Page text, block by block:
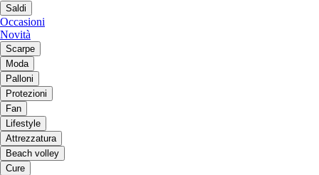
Saldi
Occasioni
Novità
Scarpe
Moda
Palloni
Protezioni
Fan
Lifestyle
Attrezzatura
Beach volley
Cure